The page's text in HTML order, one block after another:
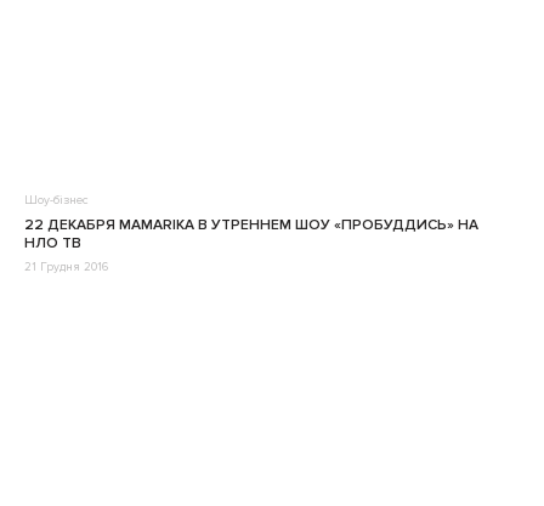
Шоу-бізнес
22 ДЕКАБРЯ MAMARIKA В УТРЕННЕМ ШОУ «ПРОБУДДИСЬ» НА
НЛО ТВ
21 Грудня 2016